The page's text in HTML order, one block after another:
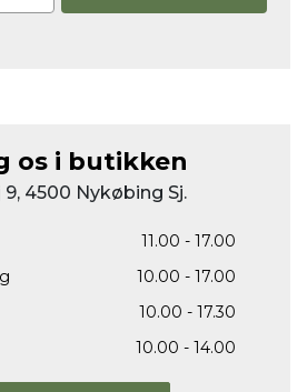
os i butikken
9, 4500 Nykøbing Sj.
11.00 - 17.00
10.00 - 17.00
10.00 - 17.30
10.00 - 14.00